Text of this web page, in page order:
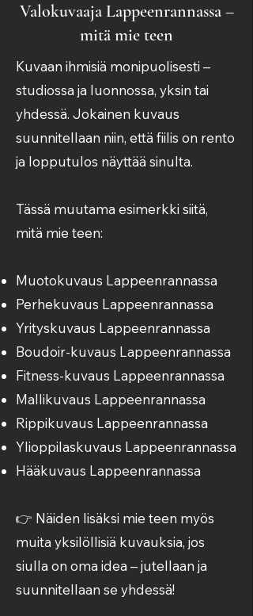
Valokuvaaja Lappeenrannassa –
mitä mie teen
Kuvaan ihmisiä monipuolisesti –
studiossa ja luonnossa, yksin tai
yhdessä. Jokainen kuvaus
suunnitellaan niin, että fiilis on rento
ja lopputulos näyttää sinulta.
Tässä muutama esimerkki siitä,
mitä mie teen:
Muotokuvaus Lappeenrannassa
Perhekuvaus Lappeenrannassa
Yrityskuvaus Lappeenrannassa
Boudoir-kuvaus Lappeenrannassa
Fitness-kuvaus Lappeenrannassa
Mallikuvaus Lappeenrannassa
Rippikuvaus Lappeenrannassa
Ylioppilaskuvaus Lappeenrannassa
Hääkuvaus Lappeenrannassa
👉 Näiden lisäksi mie teen myös
muita yksilöllisiä kuvauksia, jos
siulla on oma idea – jutellaan ja
suunnitellaan se yhdessä!